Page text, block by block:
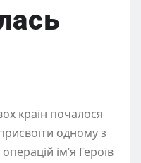
країн почалося
одному з
ім’я Героїв